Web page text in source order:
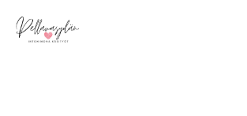
sisältöön